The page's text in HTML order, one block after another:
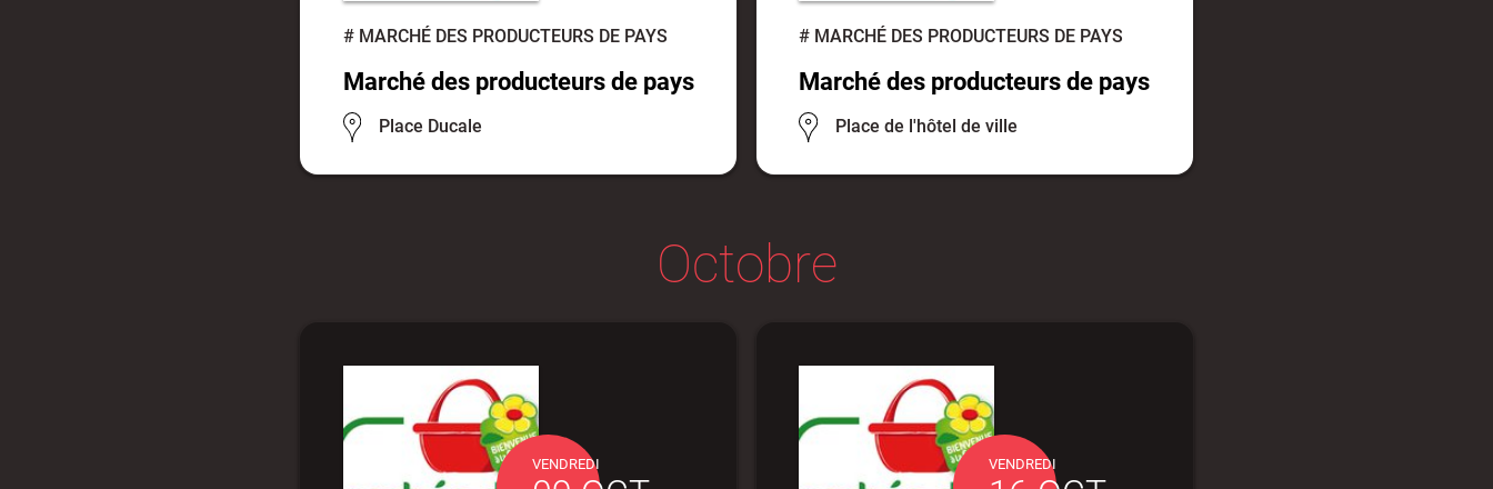
# MARCHÉ DES PRODUCTEURS DE PAYS
Marché des producteurs de pays
Place Ducale
# MARCHÉ DES PRODUCTEURS DE PAYS
Marché des producteurs de pays
Place de l'hôtel de ville
Octobre
VENDREDI VENDREDI